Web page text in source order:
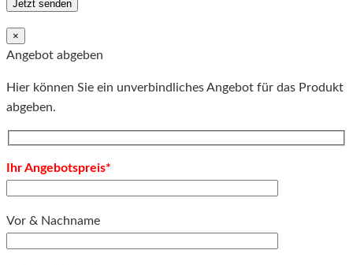
×
Angebot abgeben
Hier können Sie ein unverbindliches Angebot für das Produkt
abgeben.
Ihr Angebotspreis*
Vor & Nachname